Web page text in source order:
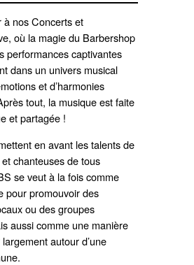
à nos Concerts et
où la magie du Barbershop
performances captivantes
dans un univers musical
et dʼharmonies
tout, la musique est faite
et partagée !
en avant les talents de
chanteuses de tous
se veut à la fois comme
pour promouvoir des
ou des groupes
aussi comme une manière
autour d’une